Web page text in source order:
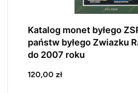
Katalog monet byłego
państw byłego Zwiazku
do 2007 roku
120,00 zł